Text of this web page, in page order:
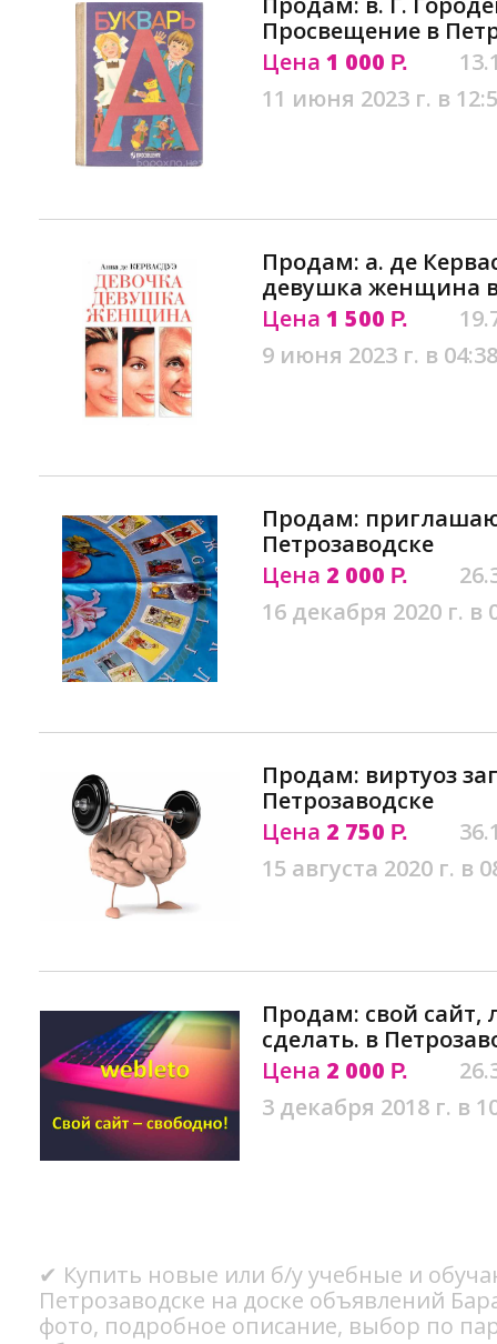
Просвещение в
Цена 1 000 Р.
11 июня 2023 г. в
Продам: а. де
девушка женщина в
Цена 1 500 Р.
9 июня 2023 г. в 04:38
Продам:
Петрозаводске
Цена 2 000 Р.
16 декабря 2020 г. в
Продам: виртуоз
Петрозаводске
Цена 2 750 Р.
15 августа 2020 г. в
Продам: свой сайт,
сделать. в
Цена 2 000 Р.
3 декабря 2018 г. в
✔ Купить новые или б/у учебные и
Петрозаводске на доске объявлений
фото, подробное описание, выбор по